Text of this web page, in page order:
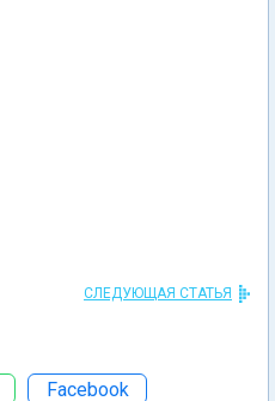
СЛЕДУЮЩАЯ СТАТЬЯ
Facebook